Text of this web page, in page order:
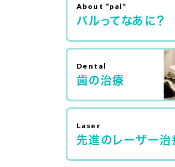
パルってなあに？
歯の治療
先進のレーザー治